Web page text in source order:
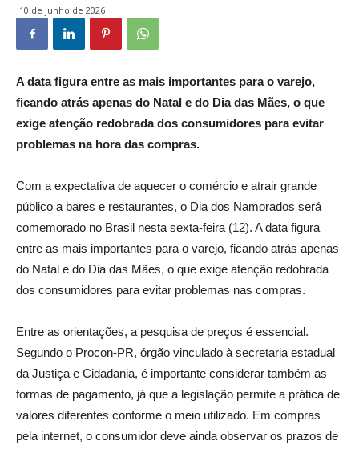
10 de junho de 2026
A data figura entre as mais importantes para o varejo,
ficando atrás apenas do Natal e do Dia das Mães, o que
exige atenção redobrada dos consumidores para evitar
problemas na hora das compras.
Com a expectativa de aquecer o comércio e atrair grande
público a bares e restaurantes, o Dia dos Namorados será
comemorado no Brasil nesta sexta-feira (12). A data figura
entre as mais importantes para o varejo, ficando atrás apenas
do Natal e do Dia das Mães, o que exige atenção redobrada
dos consumidores para evitar problemas nas compras.
Entre as orientações, a pesquisa de preços é essencial.
Segundo o Procon-PR, órgão vinculado à secretaria estadual
da Justiça e Cidadania, é importante considerar também as
formas de pagamento, já que a legislação permite a prática de
valores diferentes conforme o meio utilizado. Em compras
pela internet, o consumidor deve ainda observar os prazos de